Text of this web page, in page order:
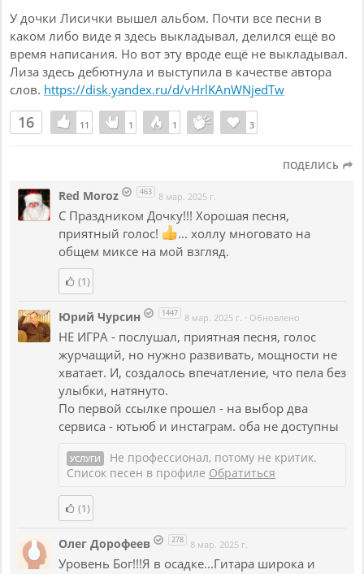
У дочки Лисички вышел альбом. Почти все песни в
каком либо виде я здесь выкладывал, делился ещё во
время написания. Но вот эту вроде ещё не выкладывал.
Лиза здесь дебютнула и выступила в качестве автора
слов. https://disk.yandex.ru/d/vHrlKAnWNjedTw
16 11
11 11 11 3
3
ПОДЕЛИСЬ
Red Moroz 463 8 мар. 2025 г.
C Праздником Дочку!!! Хорошая песня,
приятный голос!
... холлу многовато на
общем миксе на мой взгляд.
(1)
Юрий Чурсин 1447 8 мар. 2025 г. · Обновлено
НЕ ИГРА - послушал, приятная песня, голос
журчащий, но нужно развивать, мощности не
хватает. И, создалось впечатление, что пела без
улыбки, натянуто.
По первой ссылке прошел - на выбор два
сервиса - ютьюб и инстаграм. оба не доступны
УСЛУГИ
Не профессионал, потому не критик.
Список песен в профиле Обратиться
(1)
Олег Дорофеев 278 8 мар. 2025 г.
Уровень Бог!!!Я в осадке...Гитара широка и